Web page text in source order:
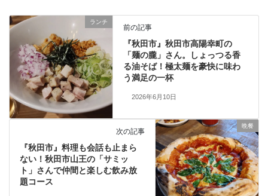
ランチ
前の記事
『秋田市』秋田市高陽幸町の
「麺の朧」さん。しょっつる香
る油そば！極太麺を豪快に味わ
う満足の一杯
2026年6月10日
晩餐
次の記事
『秋田市』料理も会話も止まら
ない！秋田市山王の「サミッ
ト」さんで仲間と楽しむ飲み放
題コース